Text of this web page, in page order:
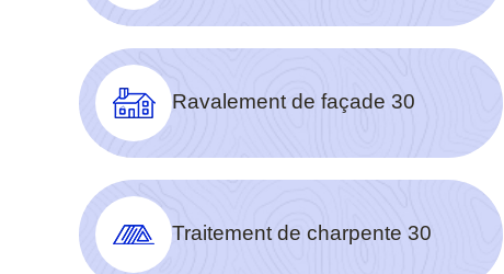
Ravalement de façade 30
Traitement de charpente 30